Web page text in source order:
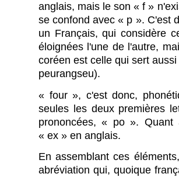
anglais, mais le son « f »
se confond avec « p ». C'est
un Français, qui considère
éloignées l'une de l'autre,
coréen est celle qui sert
peurangseu).
« four », c'est donc,
seules les deux premières
prononcées, « po ».
« ex » en anglais.
En assemblant ces
abréviation qui, quoique